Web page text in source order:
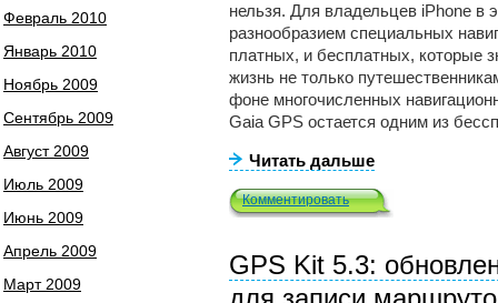
Февраль 2010
Январь 2010
Ноябрь 2009
Сентябрь 2009
Август 2009
Июль 2009
Июнь 2009
Апрель 2009
Март 2009
нельзя. Для владельцев iPhone в
разнообразием специальных
платных, и бесплатных, которые
жизнь не только
фоне многочисленных
Gaia GPS остается одним из
Читать дальше
Комментировать
GPS Kit 5.3: